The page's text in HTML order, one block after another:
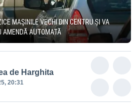
MAȘINILE VECHI DIN CENTRU ȘI VA
AMENDĂ AUTOMATĂ
de Harghita
20:31